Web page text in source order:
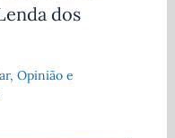
dos
, Opinião e